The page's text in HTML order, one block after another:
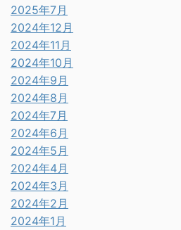
2025年7月
2024年12月
2024年11月
2024年10月
2024年9月
2024年8月
2024年7月
2024年6月
2024年5月
2024年4月
2024年3月
2024年2月
2024年1月